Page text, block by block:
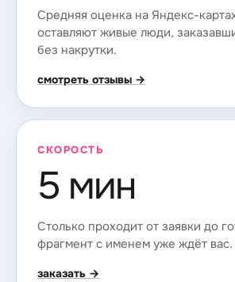
Средняя оценка на Яндекс-
оставляют живые люди,
без накрутки.
смотреть отзывы →
СКОРОСТЬ
5 мин
Столько проходит от заявки до
фрагмент с именем уже ждёт вас.
заказать →